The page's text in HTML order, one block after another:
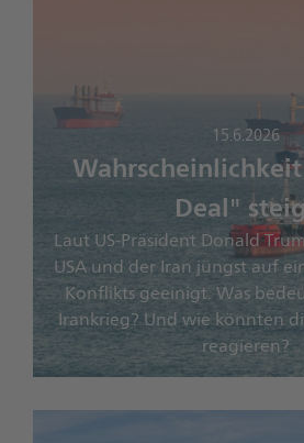
15.6.2026
Deal"
Laut US-Präsident Donald
USA und der Iran jüngst auf
Konflikts geeinigt. Was
Irankrieg? Und wie könnten
reagieren?